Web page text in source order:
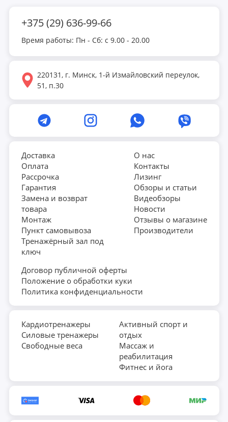
+375 (29) 636-99-66
Время работы: Пн - Сб: с 9.00 - 20.00
220131, г. Минск, 1-й Измайловский переулок,
51, п.30
Доставка
Оплата
Рассрочка
Гарантия
Замена и возврат
товара
Монтаж
Пункт самовывоза
Тренажёрный зал под
ключ
О нас
Контакты
Лизинг
Обзоры и статьи
Видеобзоры
Новости
Отзывы о магазине
Производители
Договор публичной оферты
Положение о обработки куки
Политика конфиденциальности
Кардиотренажеры
Силовые тренажеры
Свободные веса
Активный спорт и
отдых
Массаж и
реабилитация
Фитнес и йога